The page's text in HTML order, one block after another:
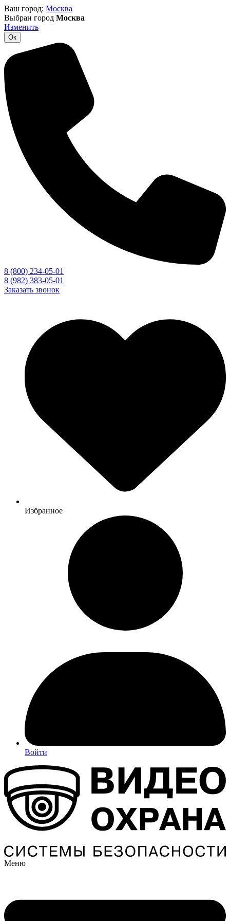
Ваш город: Москва
Выбран город Москва
Изменить
Ок
8 (800) 234-05-01
8 (982) 383-05-01
Заказать звонок
Избранное
Войти
Меню